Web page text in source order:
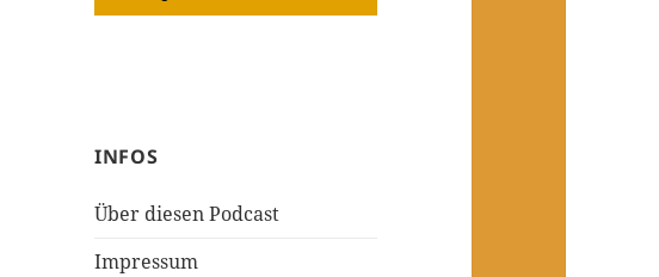
INFOS
Über diesen Podcast
Impressum